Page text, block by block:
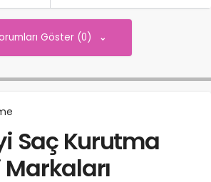
Göster (0)
Saç Kurutma